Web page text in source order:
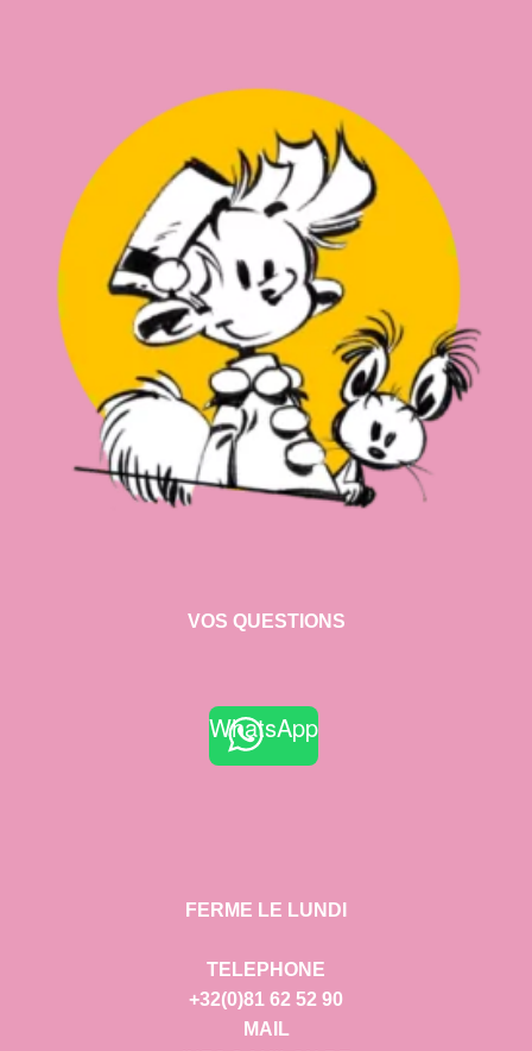
VOS QUESTIONS
WhatsApp
FERME LE LUNDI
TELEPHONE
+32(0)81 62 52 90
MAIL